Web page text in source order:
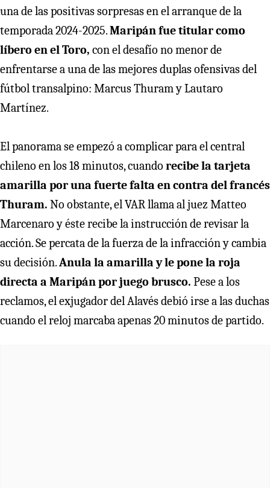
una de las positivas sorpresas en el arranque de la
temporada 2024-2025.Maripán fue titular como
líbero en el Toro, con el desafío no menor de
enfrentarse a una de las mejores duplas ofensivas del
fútbol transalpino: Marcus Thuram y Lautaro
Martínez.
El panorama se empezó a complicar para el central
chileno en los 18 minutos, cuando recibe la tarjeta
amarilla por una fuerte falta en contra del francés
Thuram. No obstante, el VAR llama al juez Matteo
Marcenaro y éste recibe la instrucción de revisar la
acción. Se percata de la fuerza de la infracción y cambia
su decisión.Anula la amarilla y le pone la roja
directa a Maripán por juego brusco. Pese a los
reclamos, el exjugador del Alavés debió irse a las duchas
cuando el reloj marcaba apenas 20 minutos de partido.